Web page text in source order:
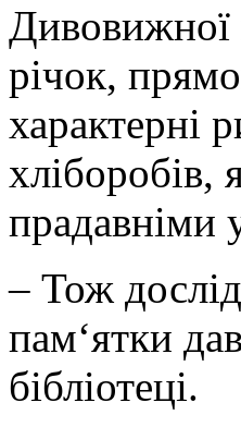
Дивовижної
річок,
характерні
хліборобів,
прадавніми
– Тож
пам‘ятки
бібліотеці.